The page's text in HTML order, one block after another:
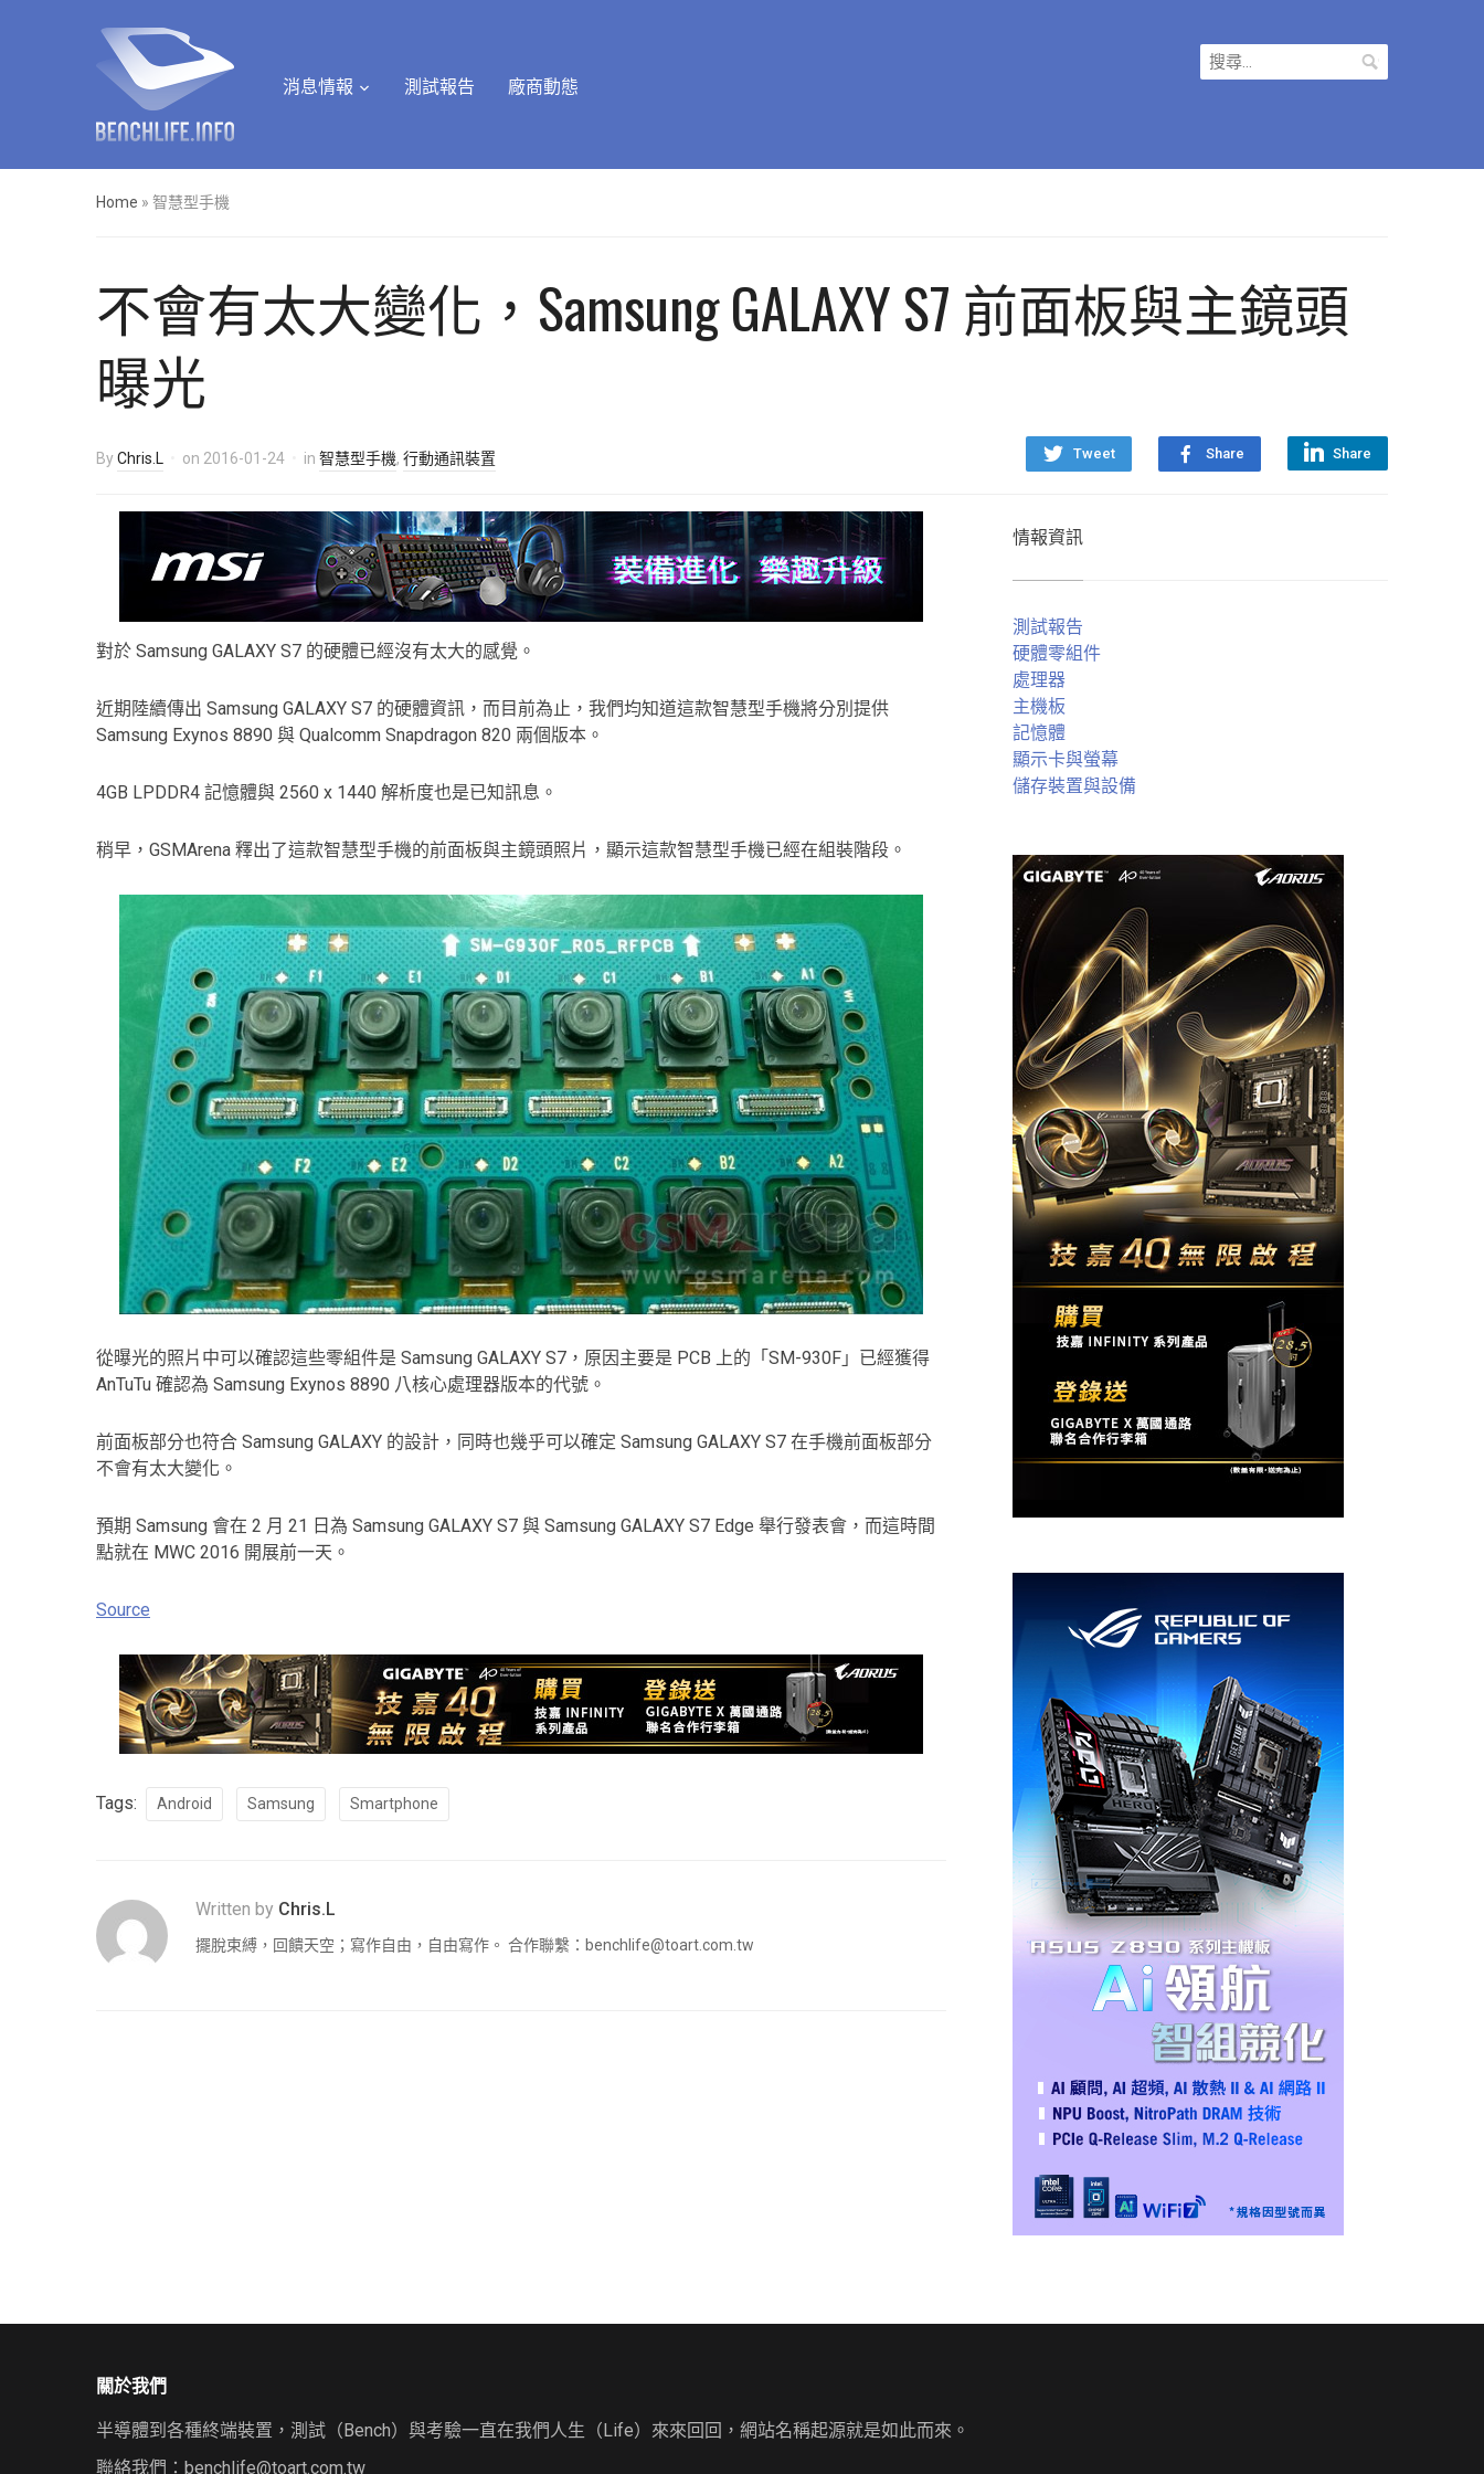
消息情報 測試報告 廠商動態
搜
尋
Home » 智慧型手機
不會有太大變化，Samsung GALAXY S7 前面板與主鏡頭
曝光
Tweet Share Share
ByChris.L on 2016-01-24 in 智慧型手機, 行動通訊裝置
對於 Samsung GALAXY S7 的硬體已經沒有太大的感覺。
近期陸續傳出 Samsung GALAXY S7 的硬體資訊，而目前為止，我們均知道這款智慧型手機將分別提供
Samsung Exynos 8890 與 Qualcomm Snapdragon 820 兩個版本。
4GB LPDDR4 記憶體與 2560 x 1440 解析度也是已知訊息。
稍早，GSMArena 釋出了這款智慧型手機的前面板與主鏡頭照片，顯示這款智慧型手機已經在組裝階段。
從曝光的照片中可以確認這些零組件是 Samsung GALAXY S7，原因主要是 PCB 上的「SM-930F」已經獲得
AnTuTu 確認為 Samsung Exynos 8890 八核心處理器版本的代號。
前面板部分也符合 Samsung GALAXY 的設計，同時也幾乎可以確定 Samsung GALAXY S7 在手機前面板部分
不會有太大變化。
預期 Samsung 會在 2 月 21 日為 Samsung GALAXY S7 與 Samsung GALAXY S7 Edge 舉行發表會，而這時間
點就在 MWC 2016 開展前一天。
Source
Tags: Android Samsung Smartphone
Written by Chris.L
擺脫束縛，回饋天空；寫作自由，自由寫作。 合作聯繫： benchlife@toart.com.tw
情報資訊
測試報告
硬體零組件
處理器
主機板
記憶體
顯示卡與螢幕
儲存裝置與設備
關於我們
半導體到各種終端裝置，測試（Bench）與考驗一直在我們人生（Life）來來回回，網站名稱起源就是如此而來。
聯絡我們： benchlife@toart.com.tw